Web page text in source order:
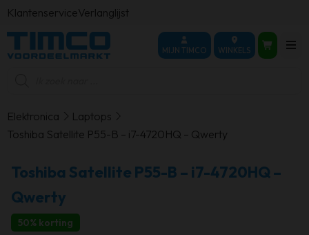
KlantenserviceVerlanglijst
MIJN TIMCO WINKELS
Elektronica
Laptops
Toshiba Satellite P55-B – i7-4720HQ – Qwerty
Toshiba Satellite P55-B – i7-4720HQ –
Qwerty
50% korting